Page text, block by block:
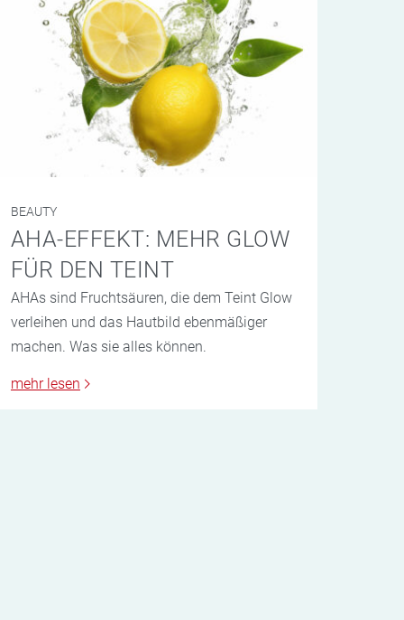
BEAUTY
AHA-EFFEKT: MEHR GLOW
FÜR DEN TEINT
AHAs sind Fruchtsäuren, die dem Teint Glow
verleihen und das Hautbild ebenmäßiger
machen. Was sie alles können.
mehr lesen